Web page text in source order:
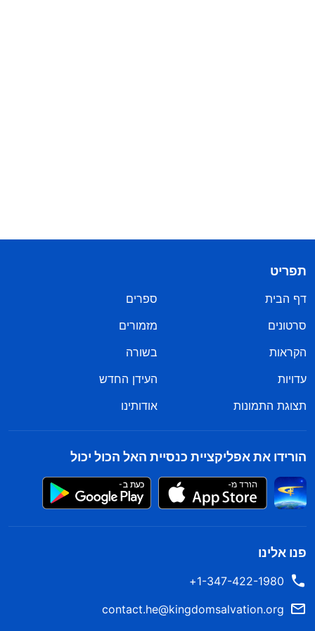
תפריט
דף הבית
ספרים
סרטונים
מזמורים
הקראות
בשורה
עדויות
העידן החדש
תצוגת התמונות
אודותינו
הורידו את אפליקציית כנסיית האל הכול יכול
פנו אלינו
1-347-422-1980+
contact.he@kingdomsalvation.org